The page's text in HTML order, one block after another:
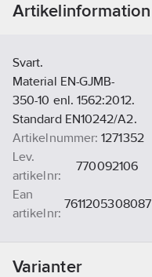
Artikelinformation
Svart.
Material EN-GJMB-
350-10 enl. 1562:2012.
Standard EN10242/A2.
Artikelnummer: 1271352
Lev.
artikelnr:
770092106
Ean
artikelnr:
7611205308087
Varianter